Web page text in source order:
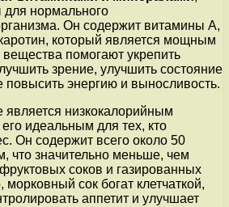
нормального
Он содержит витамины А,
который является мощным
помогают укрепить
зрение, улучшить состояние
повысить энергию и выносливость.
является низкокалорийным
его идеальным для тех, кто
Он содержит всего около 50
что значительно меньше, чем
соков и газированных
морковный сок богат клетчаткой,
аппетит и улучшает